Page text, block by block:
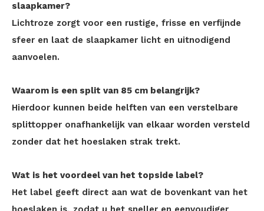
slaapkamer?
Lichtroze zorgt voor een rustige, frisse en verfijnde
sfeer en laat de slaapkamer licht en uitnodigend
aanvoelen.
Waarom is een split van 85 cm belangrijk?
Hierdoor kunnen beide helften van een verstelbare
splittopper onafhankelijk van elkaar worden versteld
zonder dat het hoeslaken strak trekt.
Wat is het voordeel van het topside label?
Het label geeft direct aan wat de bovenkant van het